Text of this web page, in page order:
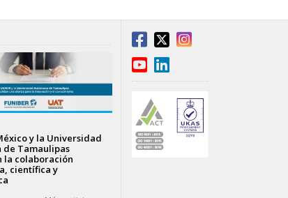
y la Universidad
de Tamaulipas
la colaboración
científica y